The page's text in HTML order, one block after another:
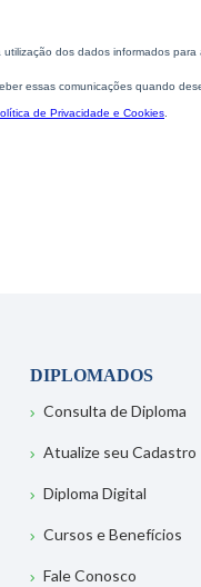
DIPLOMADOS
Consulta de Diploma
Atualize seu Cadastro
Diploma Digital
Cursos e Benefícios
Fale Conosco